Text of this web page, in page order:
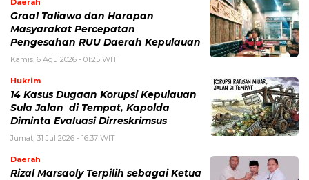
Daerah
Graal Taliawo dan Harapan
Masyarakat Percepatan
Pengesahan RUU Daerah Kepulauan
Kamis, 6 Agu 2026 - 01:25 WIT
Hukrim
14 Kasus Dugaan Korupsi Kepulauan
Sula Jalan di Tempat, Kapolda
Diminta Evaluasi Dirreskrimsus
Jumat, 31 Jul 2026 - 16:37 WIT
Daerah
Rizal Marsaoly Terpilih sebagai Ketua